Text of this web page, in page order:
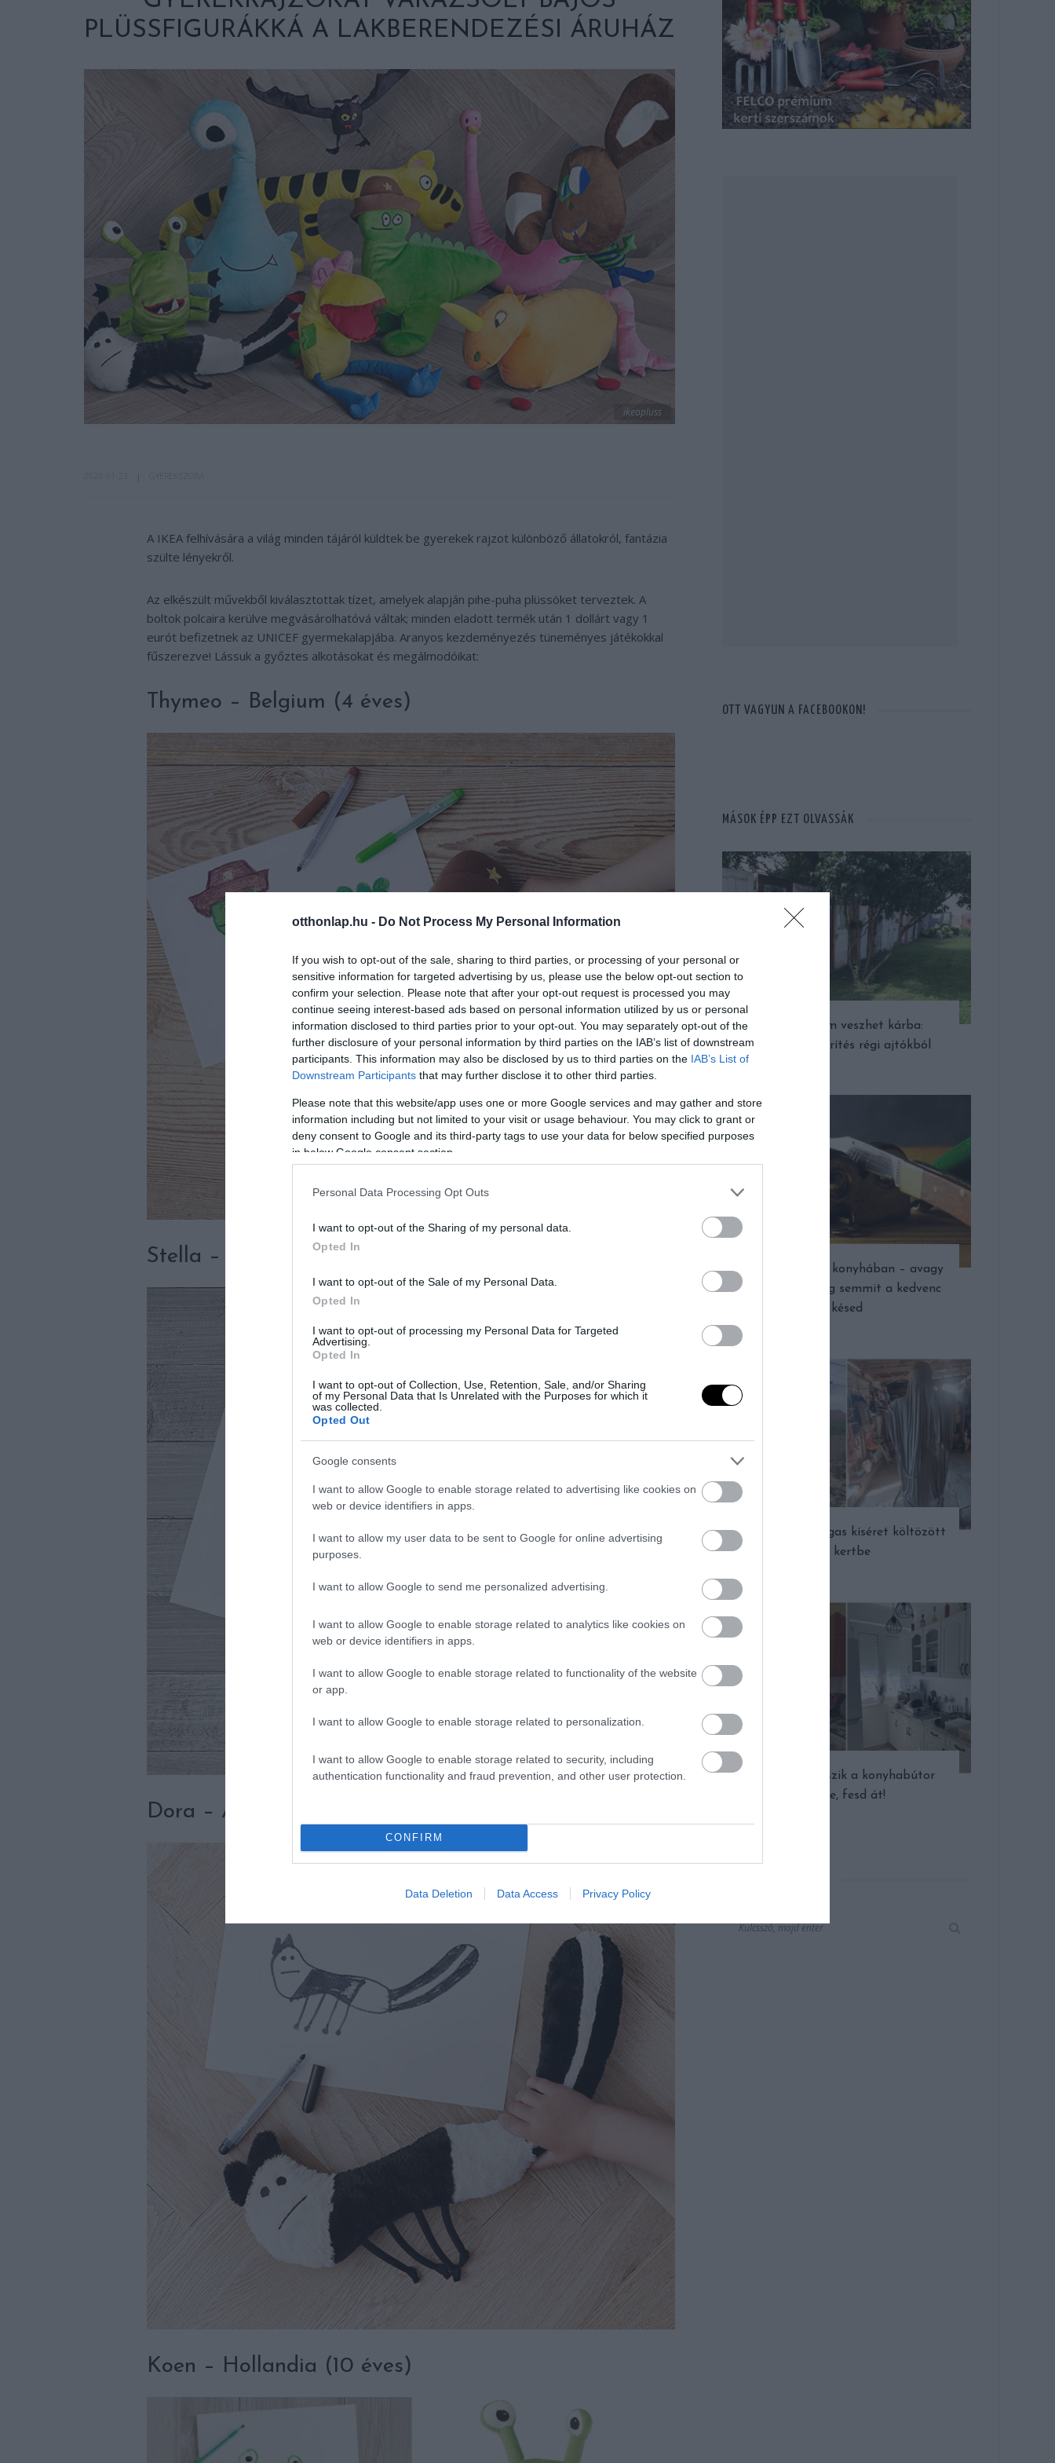
otthonlap.hu - Do Not Process My Personal Information
If you wish to opt-out of the sale, sharing to third parties, or processing of your personal or
sensitive information for targeted advertising by us, please use the below opt-out section to
confirm your selection. Please note that after your opt-out request is processed you may
continue seeing interest-based ads based on personal information utilized by us or personal
information disclosed to third parties prior to your opt-out. You may separately opt-out of the
further disclosure of your personal information by third parties on the IAB’s list of downstream
participants. This information may also be disclosed by us to third parties on the IAB’s List of
Downstream Participants that may further disclose it to other third parties.
Please note that this website/app uses one or more Google services and may gather and store
information including but not limited to your visit or usage behaviour. You may click to grant or
deny consent to Google and its third-party tags to use your data for below specified purposes
in below Google consent section.
Personal Data Processing Opt Outs
I want to opt-out of the Sharing of my personal data.
Opted In
I want to opt-out of the Sale of my Personal Data.
Opted In
I want to opt-out of processing my Personal Data for Targeted
Advertising.
Opted In
I want to opt-out of Collection, Use, Retention, Sale, and/or Sharing
of my Personal Data that Is Unrelated with the Purposes for which it
was collected.
Opted Out
Google consents
I want to allow Google to enable storage related to advertising like cookies on
web or device identifiers in apps.
I want to allow my user data to be sent to Google for online advertising
purposes.
I want to allow Google to send me personalized advertising.
I want to allow Google to enable storage related to analytics like cookies on
web or device identifiers in apps.
I want to allow Google to enable storage related to functionality of the website
or app.
I want to allow Google to enable storage related to personalization.
I want to allow Google to enable storage related to security, including
authentication functionality and fraud prevention, and other user protection.
CONFIRM
Data Deletion Data Access Privacy Policy
PLÜSSFIGURÁKKÁ A LAKBERENDEZÉSI ÁRUHÁZ
ikeapluss
A IKEA felhívására a világ minden tájáról küldtek be gyerekek rajzot különböző állatokról, fantázia
szülte lényekről.
Az elkészült művekből kiválasztottak tízet, amelyek alapján pihe-puha plüssöket terveztek. A
boltok polcaira kerülve megvásárolhatóvá váltak; minden eladott termék után 1 dollárt vagy 1
eurót befizetnek az UNICEF gyermekalapjába. Aranyos kezdeményezés tüneményes játékokkal
fűszerezve! Lássuk a győztes alkotásokat és megálmodóikat:
Thymeo – Belgium (4 éves)
Stella – Ciprus (7 éves)
Dora – Anglia (7 éves)
Koen – Hollandia (10 éves)
OTT VAGYUN A FACEBOOKON!
MÁSOK ÉPP EZT OLVASSÁK
Semmi nem veszhet kárba:
rusztikus kerítés régi ajtókból
Éles helyzet a konyhában – avagy
miért nem vág semmit a kedvenc
késed
Két méter magas kíséret költözött
a kertbe
Ha nem tetszik a konyhabútor
színe, fesd át!